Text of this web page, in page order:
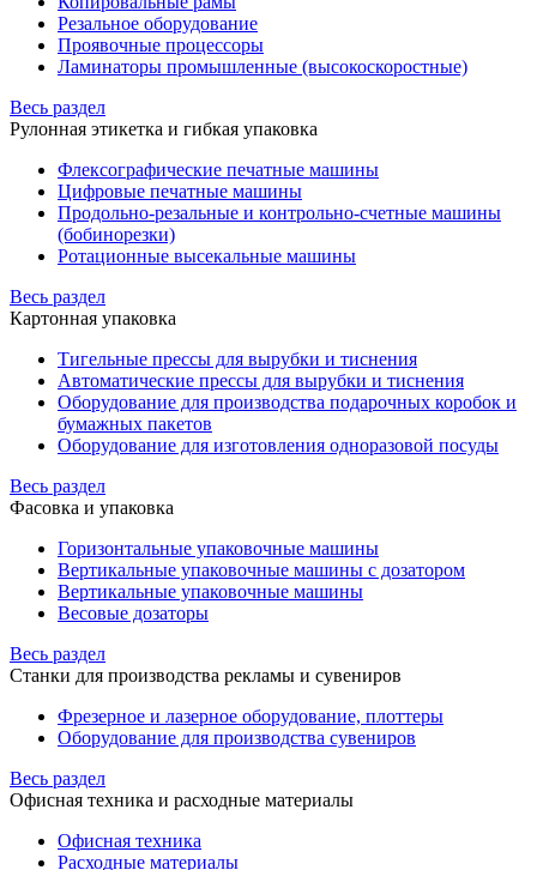
Резальное оборудование
Проявочные процессоры
Ламинаторы промышленные (высокоскоростные)
Весь раздел
Рулонная этикетка и гибкая упаковка
Флексографические печатные машины
Цифровые печатные машины
Продольно-резальные и контрольно-счетные машины
(бобинорезки)
Ротационные высекальные машины
Весь раздел
Картонная упаковка
Тигельные прессы для вырубки и тиснения
Автоматические прессы для вырубки и тиснения
Оборудование для производства подарочных коробок и
бумажных пакетов
Оборудование для изготовления одноразовой посуды
Весь раздел
Фасовка и упаковка
Горизонтальные упаковочные машины
Вертикальные упаковочные машины с дозатором
Вертикальные упаковочные машины
Весовые дозаторы
Весь раздел
Станки для производства рекламы и сувениров
Фрезерное и лазерное оборудование, плоттеры
Оборудование для производства сувениров
Весь раздел
Офисная техника и расходные материалы
Офисная техника
Расходные материалы